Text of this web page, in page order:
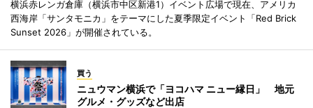
横浜赤レンガ倉庫（横浜市中区新港1）イベント広場で現在、アメリカ
西海岸「サンタモニカ」をテーマにした夏季限定イベント「Red Brick
Sunset 2026」が開催されている。
買う
ニュウマン横浜で「ヨコハマ ニュー縁日」 地元
グルメ・グッズなど出店